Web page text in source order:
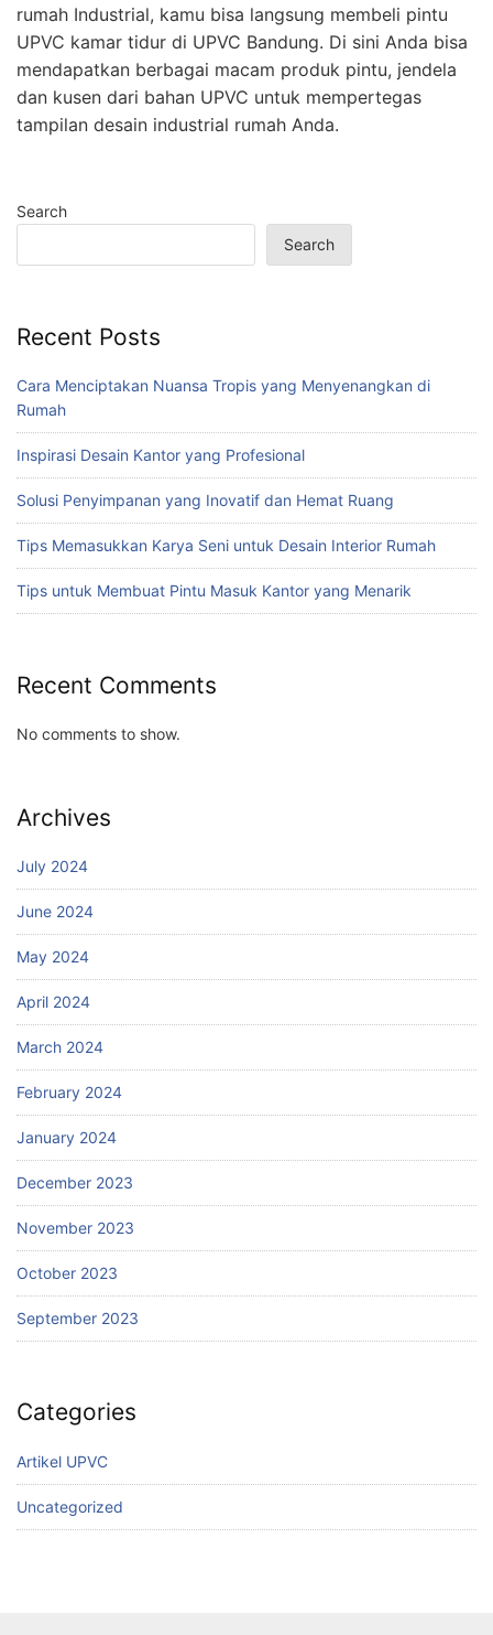
rumah Industrial, kamu bisa langsung membeli pintu
UPVC kamar tidur di UPVC Bandung. Di sini Anda bisa
mendapatkan berbagai macam produk pintu, jendela
dan kusen dari bahan UPVC untuk mempertegas
tampilan desain industrial rumah Anda.
Search
Search
Recent Posts
Cara Menciptakan Nuansa Tropis yang Menyenangkan di
Rumah
Inspirasi Desain Kantor yang Profesional
Solusi Penyimpanan yang Inovatif dan Hemat Ruang
Tips Memasukkan Karya Seni untuk Desain Interior Rumah
Tips untuk Membuat Pintu Masuk Kantor yang Menarik
Recent Comments
No comments to show.
Archives
July 2024
June 2024
May 2024
April 2024
March 2024
February 2024
January 2024
December 2023
November 2023
October 2023
September 2023
Categories
Artikel UPVC
Uncategorized